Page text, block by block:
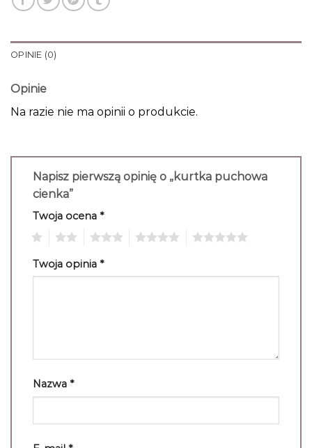
OPINIE (0)
Opinie
Na razie nie ma opinii o produkcie.
Napisz pierwszą opinię o „kurtka puchowa
cienka”
Twoja ocena *
Twoja opinia *
Nazwa *